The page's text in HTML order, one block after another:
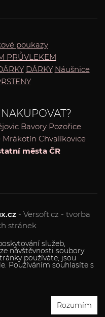
služeb,
návštěvnosti soubory
používáte, jsou
Používáním souhlasíte s
Rozumím
poukazy
PRŮVLEKEM
DÁRKY Náušnice
Bavory Pozořice
Mrákotín Chvalíkovice
města ČR
- Versoft.cz - tvorba
stránek